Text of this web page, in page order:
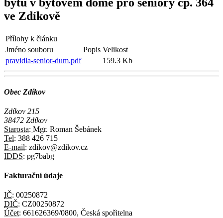
bytů v bytovém domě pro seniory čp. 364
ve Zdíkově
Přílohy k článku
Jméno souboru
Popis Velikost
pravidla-senior-dum.pdf
159.3 Kb
Obec Zdíkov
Zdíkov 215
38472 Zdíkov
Starosta: Mgr. Roman Šebánek
Tel: 388 426 715
E-mail: zdikov@zdikov.cz
IDDS: pg7babg
Fakturační údaje
IČ: 00250872
DIČ: CZ00250872
Účet: 661626369/0800, Česká spořitelna